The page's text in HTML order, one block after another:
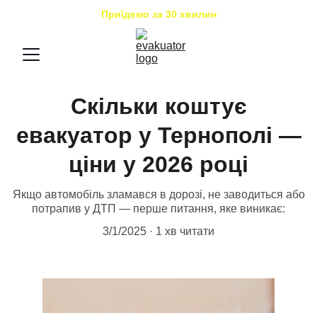
Приїдемо за 30 хвилин
Скільки коштує
евакуатор у Тернополі —
ціни у 2026 році
Якщо автомобіль зламався в дорозі, не заводиться або
потрапив у ДТП — перше питання, яке виникає:
3/1/2025
1 хв читати